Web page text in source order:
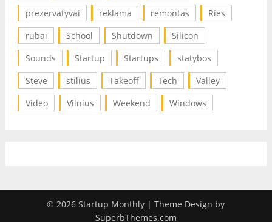
prezervatyvai
reklama remontas
Ries
rubai
School Shutdown
Silicon
Sounds
Startup Startups
statybos
Steve
stilius Takeoff Tech
Valley
Video
Vilnius Weekend Windows
© 2026 Startup Monthly | Theme Design by
SuperbThemes.com